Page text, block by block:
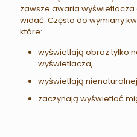
zawsze awaria wyświetlacza
widać. Często do wymiany
które:
wyświetlają obraz tylko
wyświetlacza,
wyświetlają
zaczynają wyświetlać